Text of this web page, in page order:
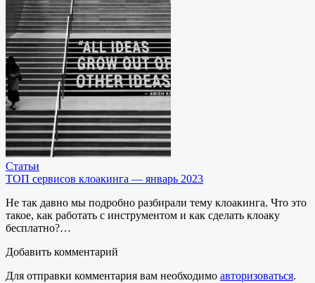
Статьи
ТОП сервисов клоакинга — январь 2023
Не так давно мы подробно разбирали тему клоакинга. Что это
такое, как работать с инструментом и как сделать клоаку
бесплатно?…
Добавить комментарий
Для отправки комментария вам необходимо авторизоваться.